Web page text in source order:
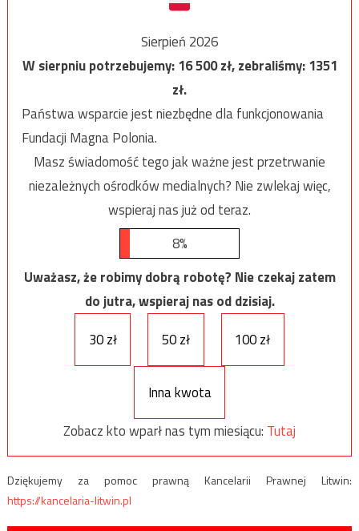
Sierpień 2026
W sierpniu potrzebujemy:16 500zł, zebraliśmy:1351
zł.
Państwa wsparcie jest niezbędne dla funkcjonowania
Fundacji Magna Polonia.
Masz świadomość tego jak ważne jest przetrwanie
niezależnych ośrodków medialnych? Nie zwlekaj więc,
wspieraj nas już od teraz.
8%
Uważasz, że robimy dobrą robotę? Nie czekaj zatem
do jutra, wspieraj nas od dzisiaj.
30 zł
50 zł 100 zł
Inna kwota
Zobacz kto wparł nas tym miesiącu: Tutaj
Dziękujemy za pomoc prawną Kancelarii Prawnej Litwin:
https://kancelaria-litwin.pl